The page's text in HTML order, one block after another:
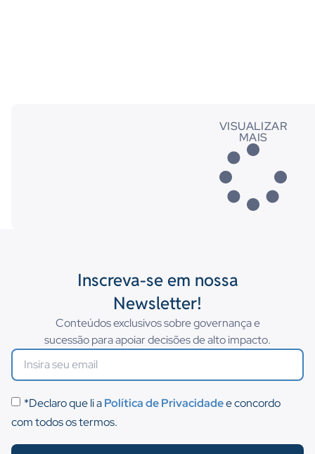
VISUALIZAR
MAIS
Inscreva-se em nossa
Newsletter!
Conteúdos exclusivos sobre governança e
sucessão para apoiar decisões de alto impacto.
*Declaro que li aPolítica de Privacidadee concordo
com todos os termos.